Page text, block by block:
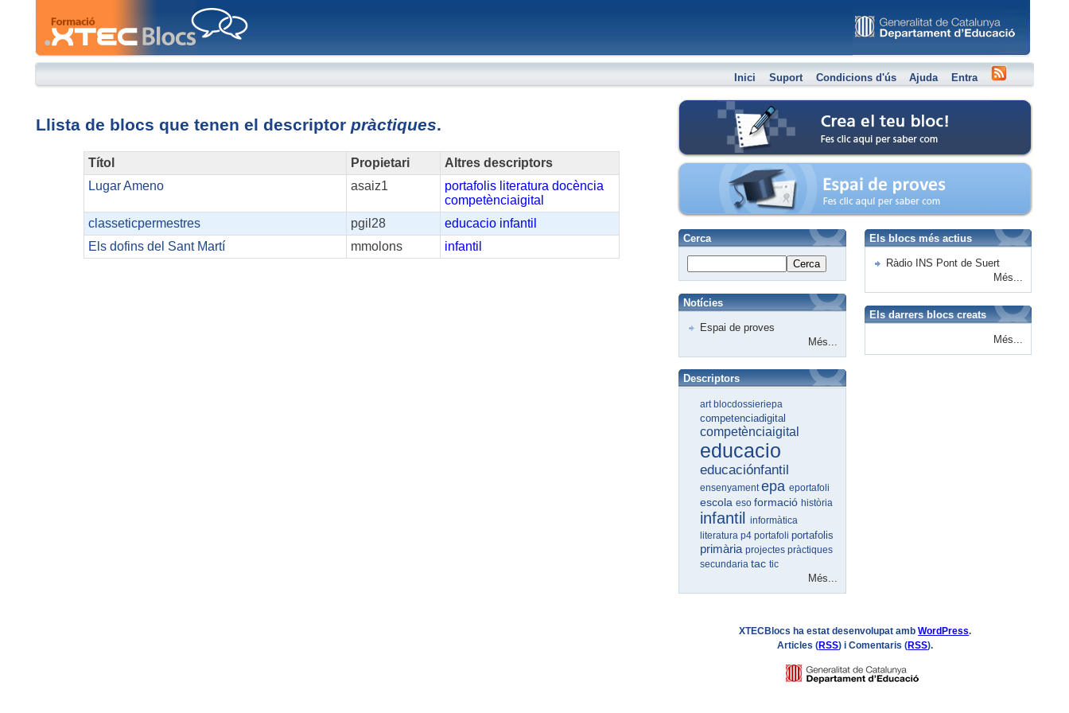
Inici Suport Condicions d'ús Ajuda Entra
Llista de blocs que tenen el descriptor pràctiques.
Títol Propietari
Altres descriptors
Lugar Ameno
asaiz1 portafolis literatura docència
competènciaigital
classeticpermestres
pgil28 educacio infantil
Els dofins del Sant Martí
mmolons infantil
Crea el teu bloc
Espai de proves
Cerca
Cerca
Notícies
Espai de proves
Més...
Descriptors
artblocdossieriepa
competenciadigital
competènciaigital
educacio
educaciónfantil
ensenyamentepaeportafoli
escolaesoformacióhistòria
infantilinformàtica
literaturap4portafoliportafolis
primàriaprojectespràctiques
secundariatactic
Més...
Els blocs més actius
Ràdio INS Pont de Suert
Més...
Els darrers blocs creats
Més...
XTECBlocs ha estat desenvolupat ambWordPress.
Articles (RSS) i Comentaris (RSS).
Logo GENCAT